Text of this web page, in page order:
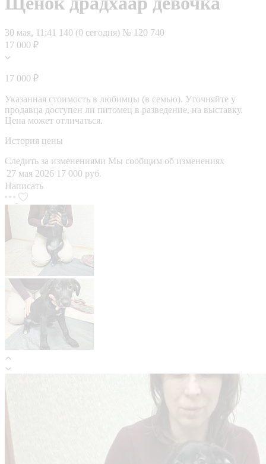
30 мая, 11:41 140 (0 сегодня) № 120 740
17 000 ₽
17 000 ₽
Указанная стоимость в любимцы (в семью). Уточняйте у
продавца доступен ли питомец в разведение, на выставку.
Цена может отличаться.
История цены
Следить за изменениями Мы сообщим об изменениях
27 мая 2026 17 000 руб.
Написать